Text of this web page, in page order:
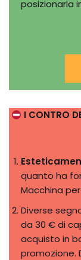
posizionarla
I CONTRO
quanto ha
Macchina
Diverse
da 30 € di
acquisto in
promozione.